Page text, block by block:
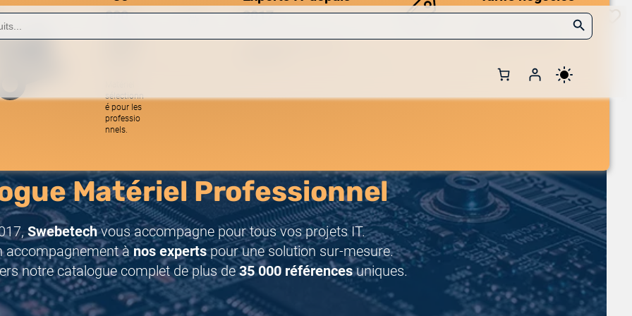
Search Button
Matériel Professionnel
Swebetechvous accompagne pour tous vos projets IT.
accompagnement ànos expertspour une solution sur-mesure.
notre catalogue complet de plus de35 000 référencesuniques.
000
référe
sélectionn
é pour les
professio
nnels.
2017
adaptés aux volumes.